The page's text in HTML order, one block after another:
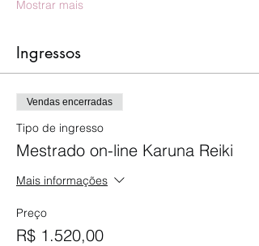
Mostrar mais
Ingressos
Vendas encerradas
Tipo de ingresso
Mestrado on-line Karuna Reiki
Mais informações
Preço
R$ 1.520,00